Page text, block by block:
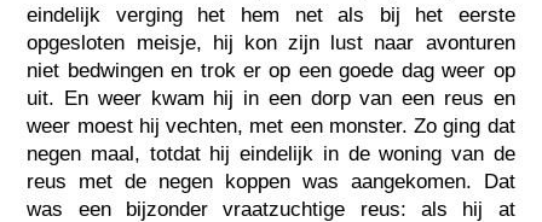
eindelijk verging het hem net als bij het eerste
opgesloten meisje, hij kon zijn lust naar avonturen
niet bedwingen en trok er op een goede dag weer op
uit. En weer kwam hij in een dorp van een reus en
weer moest hij vechten, met een monster. Zo ging dat
negen maal, totdat hij eindelijk in de woning van de
reus met de negen koppen was aangekomen. Dat
was een bijzonder vraatzuchtige reus: als hij at